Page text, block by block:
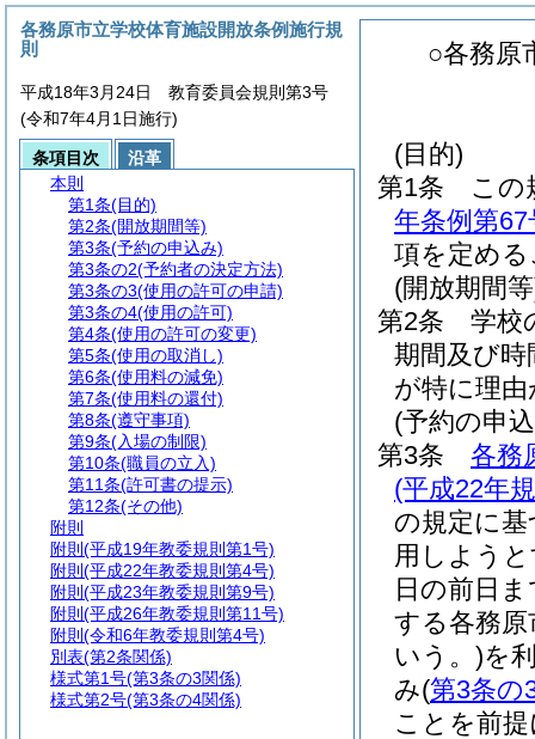
○各務原
(目的)
第1条
この
年条例第
項を定め
(開放期間
第2条
学校
期間及び時
が特に理
(予約の申
第3条
各務
(平成22年
の規定に
用しよう
日の前日
する各務
いう。)を
み(第3条の
ことを前
各務原市立学校体育施設開放条例施行規
則
平成18年3月24日 教育委員会規則第3号
(令和7年4月1日施行)
条項目次
沿革
本則
第1条(目的)
第2条(開放期間等)
第3条(予約の申込み)
第3条の2(予約者の決定方法)
第3条の3(使用の許可の申請)
第3条の4(使用の許可)
第4条(使用の許可の変更)
第5条(使用の取消し)
第6条(使用料の減免)
第7条(使用料の還付)
第8条(遵守事項)
第9条(入場の制限)
第10条(職員の立入)
第11条(許可書の提示)
第12条(その他)
附則
附則 (平成19年教委規則第1号)
附則 (平成22年教委規則第4号)
附則 (平成23年教委規則第9号)
附則 (平成26年教委規則第11号)
附則 (令和6年教委規則第4号)
別表(第2条関係)
様式第1号(第3条の3関係)
様式第2号(第3条の4関係)